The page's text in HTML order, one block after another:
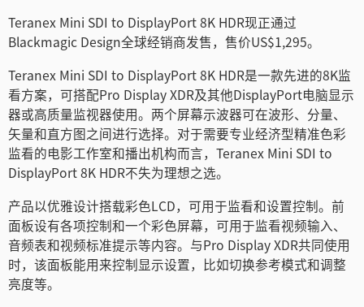
Malaysia
Netherlands
New Zealand
Norway
Portugal
Singapore
Teranex Mini SDI to DisplayPort 8K HDR现正通过
Blackmagic Design全球经销商发售，售价US$1,295。
Teranex Mini SDI to DisplayPort 8K HDR是一款先进的8K监
看方案，可搭配Pro Display XDR及其他DisplayPort电脑显示
器或高质量监视器使用。两个屏幕示波器可在波形、分量、
矢量和直方图之间进行选择。对于需要专业经济型精准色彩
监看的电影工作室和播出机构而言，Teranex Mini SDI to
DisplayPort 8K HDR不失为理想之选。
产品以优雅设计搭载彩色LCD，可用于监看和设置控制。前
面板设有各项控制和一个彩色屏幕，可用于监看视频输入、
音频表和视频标准提示等内容。与Pro Display XDR共同使用
时，该面板能用来控制显示设置，比如切换参考模式和调整
亮度等。